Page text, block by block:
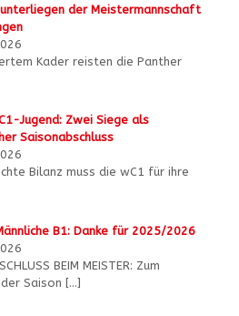
der Meistermannschaft
Kader reisten die Panther
Jugend: Zwei Siege als
Saisonabschluss
Bilanz muss die wC1 für ihre
B1: Danke für 2025/2026
BEIM MEISTER: Zum
Saison […]